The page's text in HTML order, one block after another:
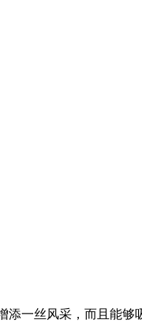
一丝风采，而且能